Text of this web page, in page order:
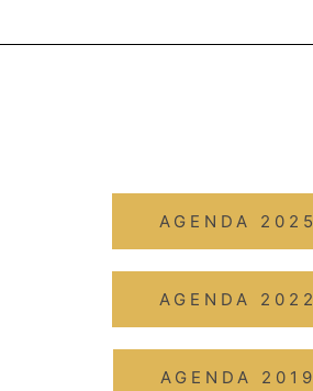
AGENDA 2025
AGENDA 2022
AGENDA 2019